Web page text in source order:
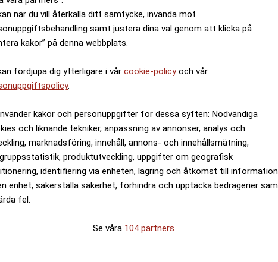
när du vill återkalla ditt samtycke, invända mot
samt justera dina val genom att klicka på
kakor” på denna webbplats.
fördjupa dig ytterligare i vår cookie-policyoch vår
.
kakor och personuppgifter för dessa syften: Nödvändiga
och liknande tekniker, anpassning av annonser, analys och
marknadsföring, innehåll, annons- och innehållsmätning,
produktutveckling, uppgifter om geografisk
identifiering via enheten, lagring och åtkomst till information
enhet, säkerställa säkerhet, förhindra och upptäcka bedrägerier
fel.
Se våra 104 partners
– men vissa dör tidigare